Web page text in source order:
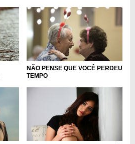
NÃO PENSE QUE VOCÊ PERDEU
TEMPO